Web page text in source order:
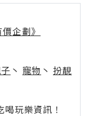
企劃》
丶 寵物 丶 扮靚
玩樂資訊！